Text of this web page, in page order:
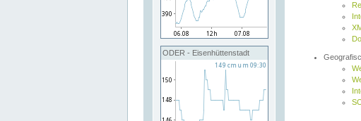
ODER - Eisenhüttenstadt